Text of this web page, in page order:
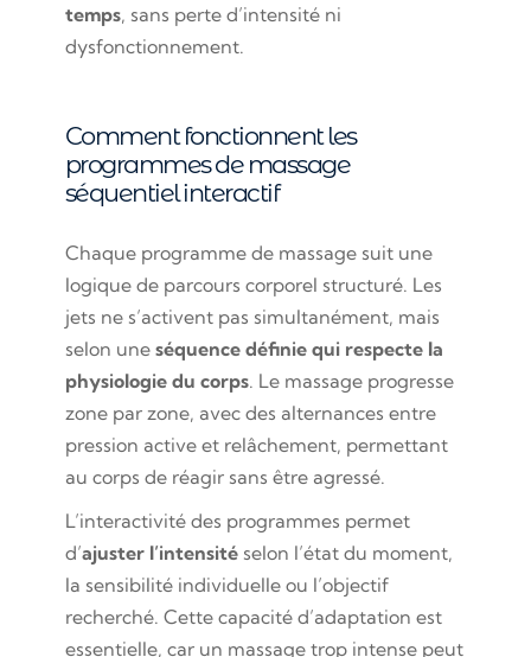
temps, sans perte d’intensité ni
dysfonctionnement.
Comment fonctionnent les
programmes de massage
séquentiel interactif
Chaque programme de massage suit une
logique de parcours corporel structuré. Les
jets ne s’activent pas simultanément, mais
selon une séquence définie qui respecte la
physiologie du corps. Le massage progresse
zone par zone, avec des alternances entre
pression active et relâchement, permettant
au corps de réagir sans être agressé.
L’interactivité des programmes permet
d’ajuster l’intensitéselon l’état du moment,
la sensibilité individuelle ou l’objectif
recherché. Cette capacité d’adaptation est
essentielle, car un massage trop intense peut